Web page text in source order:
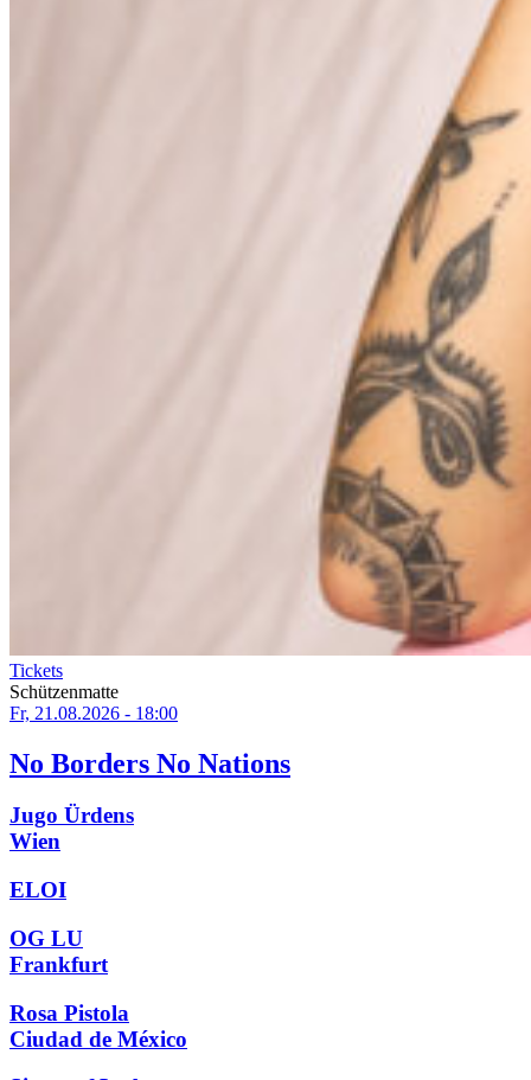
Tickets
Schützenmatte
Fr, 21.08.2026 - 18:00
No Borders No Nations
Jugo Ürdens
Wien
ELOI
OG LU
Frankfurt
Rosa Pistola
Ciudad de México